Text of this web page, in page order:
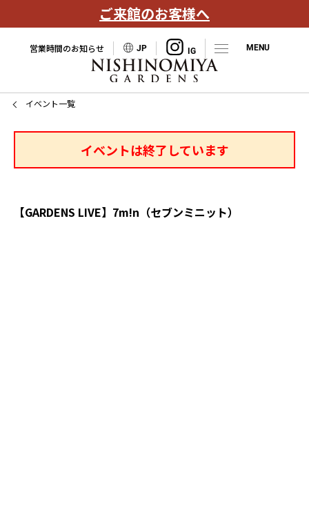
ご来館のお客様へ
営業時間のお知らせ JP
イベント一覧
イベントは終了しています
【GARDENS LIVE】7m!n（セブンミニット）